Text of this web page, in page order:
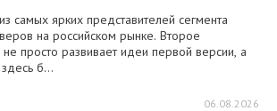
самых ярких представителей сегмента
на российском рынке. Второе
просто развивает идеи первой версии, а
б...
06.08.2026